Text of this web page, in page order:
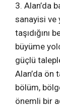
3. Alan’da
sanayisi ve
taşıdığını
büyüme
güçlü
Alan’da ön
bölüm,
önemli bir